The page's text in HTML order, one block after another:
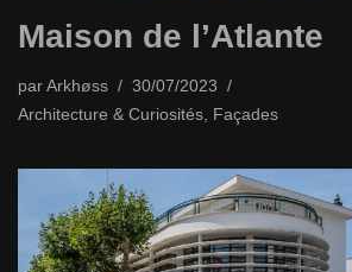
Maison de l’Atlante
parArkhøss
30/07/2023
Architecture & Curiosités, Façades